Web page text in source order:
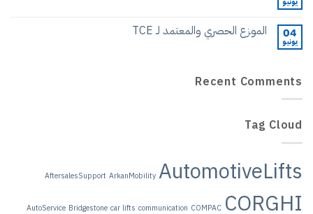
AftersalesSupport
AutoService Bridgestone car